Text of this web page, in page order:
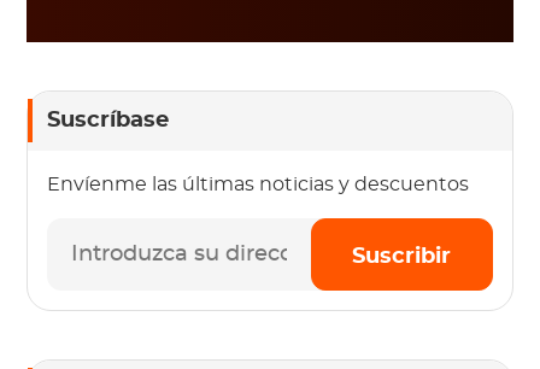
Suscríbase
Envíenme las últimas noticias y descuentos
Suscribir